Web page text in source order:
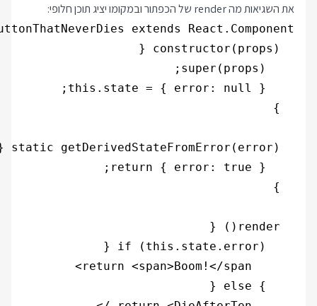
את השגיאות מה render של הכפתור ובמקומו יציג תוכן חלופי: